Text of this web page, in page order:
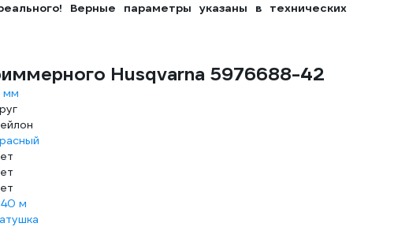
Верные параметры указаны в технических
Husqvarna 5976688-42
мм
м